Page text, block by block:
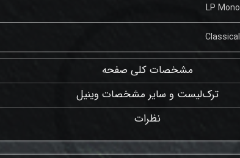
LP Mono
Classical
مشخصات کلی صفحه
ترک‌لیست و سایر مشخصات وینیل
نظرات